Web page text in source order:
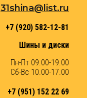
31shina@list.ru
+7 (920) 582-12-81
Шины и диски
Пн-Пт 09.00-19.00
Сб-Вс 10.00-17.00
+7 (951) 152 22 69